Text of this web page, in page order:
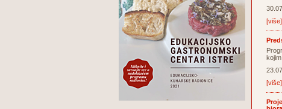
[više]
[više]